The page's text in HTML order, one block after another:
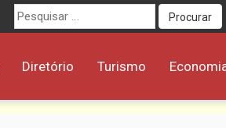
Procurar
por:
Procurar
Diretório Turismo